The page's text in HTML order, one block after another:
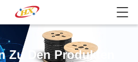
Zu Den Produkten